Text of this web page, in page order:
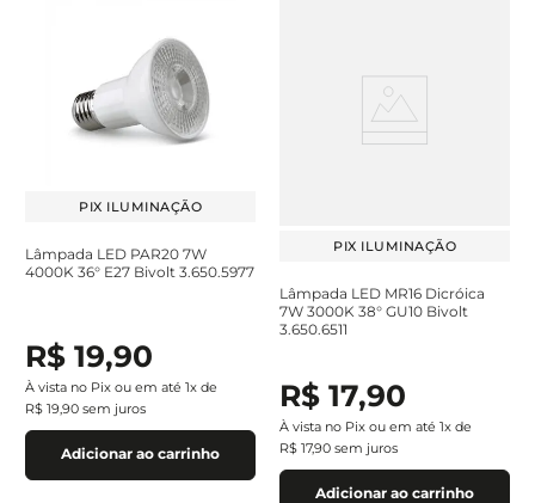
PIX ILUMINAÇÃO
Lâmpada LED PAR20 7W
4000K 36° E27 Bivolt 3.650.5977
R$ 19,90
À vista no Pix ou em até 1x de
R$ 19,90 sem juros
Adicionar ao carrinho
PIX ILUMINAÇÃO
Lâmpada LED MR16 Dicróica
7W 3000K 38° GU10 Bivolt
3.650.6511
R$ 17,90
À vista no Pix ou em até 1x de
R$ 17,90 sem juros
Adicionar ao carrinho